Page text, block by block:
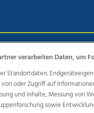
AGB Website
OÖN Karriere OÖN
verarbeiten Daten, um
Standortdaten.
oder Zugriff auf
und Inhalte, Messung von
sowie